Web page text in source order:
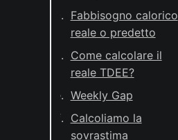
Fabbisogno calorico
reale o predetto
Come calcolare il
reale TDEE?
Weekly Gap
Calcoliamo la
sovrastima